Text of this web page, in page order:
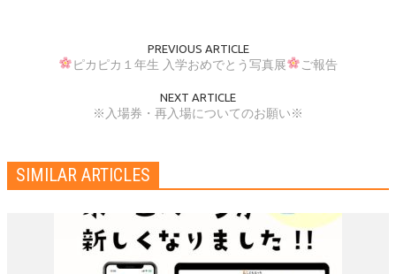
PREVIOUS ARTICLE
ピカピカ１年生 入学おめでとう写真展 ご報告
NEXT ARTICLE
※入場券・再入場についてのお願い※
SIMILAR ARTICLES